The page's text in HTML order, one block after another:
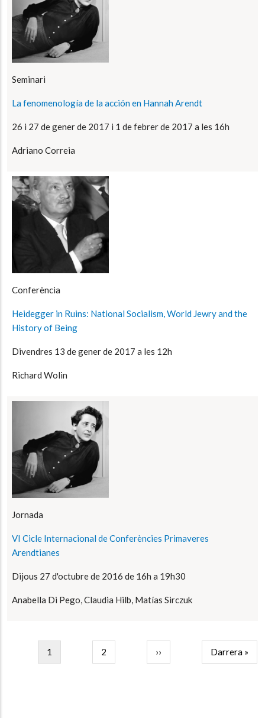
Seminari
La fenomenología de la acción en Hannah Arendt
26 i 27 de gener de 2017 i 1 de febrer de 2017 a les 16h
Adriano Correia
Conferència
Heidegger in Ruins: National Socialism, World Jewry and the
History of Being
Divendres 13 de gener de 2017 a les 12h
Richard Wolin
Jornada
VI Cicle Internacional de Conferències Primaveres
Arendtianes
Dijous 27 d'octubre de 2016 de 16h a 19h30
Anabella Di Pego, Claudia Hilb, Matías Sirczuk
PaginationPàgina
1 Page
2
Next
››
Last
Darrera »